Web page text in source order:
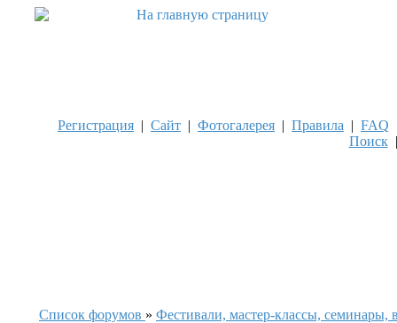
Регистрация | Сайт | Фотогалерея | Правила | FAQ
Поиск
Список форумов » Фестивали, мастер-классы, семинары,